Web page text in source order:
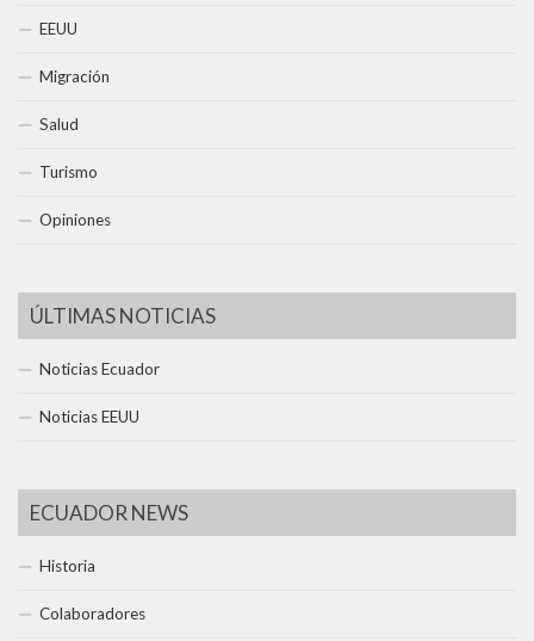
EEUU
Migración
Salud
Turismo
Opiniones
ÚLTIMAS NOTICIAS
Noticias Ecuador
Noticias EEUU
ECUADOR NEWS
Historia
Colaboradores